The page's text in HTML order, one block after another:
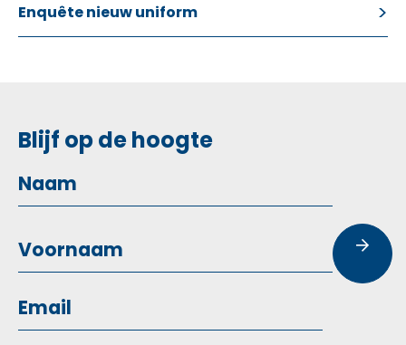
Enquête nieuw uniform
Blijf op de hoogte